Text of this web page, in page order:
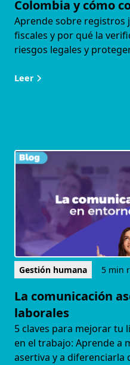
Colombia y cómo
Aprende sobre registros
fiscales y por qué la
riesgos legales y
Leer
Gestión humana 5 min
La comunicación
laborales
5 claves para mejorar tu
en el trabajo: Aprende a
asertiva y a diferenciarla